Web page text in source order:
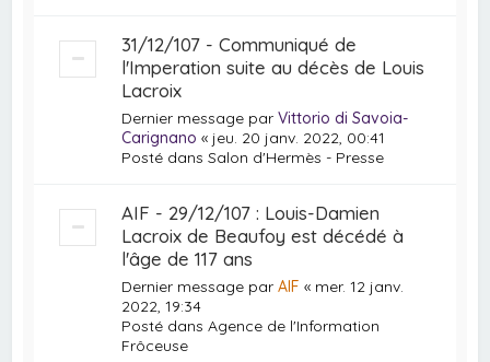
31/12/107 - Communiqué de
l'Imperation suite au décès de Louis
Lacroix
Dernier message parVittorio di Savoia-
Carignano « jeu. 20 janv. 2022, 00:41
Posté dansSalon d'Hermès - Presse
AIF - 29/12/107 : Louis-Damien
Lacroix de Beaufoy est décédé à
l'âge de 117 ans
Dernier message parAIF « mer. 12 janv.
2022, 19:34
Posté dansAgence de l'Information
Frôceuse